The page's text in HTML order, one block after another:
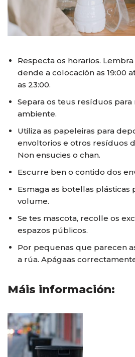
Respecta os horarios.
dende a colocación as 19:00
as 23:00.
Separa os teus resíduos
ambiente.
Utiliza as papeleiras para
envoltorios e otros resíduos
Non ensucies o chan.
Escurre ben o contido dos
Esmaga as botellas plásticas
volume.
Se tes mascota, recolle os
espazos públicos.
Por pequenas que parecen
a rúa. Apágaas
Máis información: